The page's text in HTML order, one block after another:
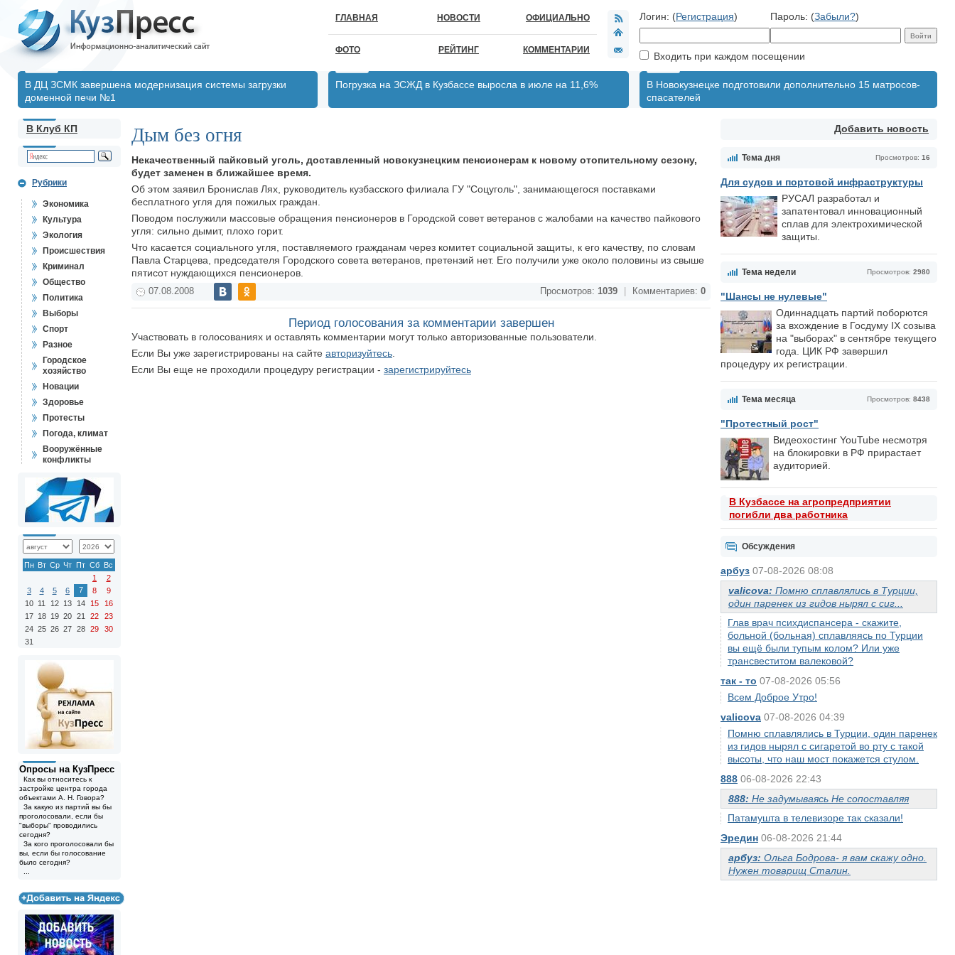
ГЛАВНАЯ НОВОСТИ ОФИЦИАЛЬНО
ФОТО РЕЙТИНГ КОММЕНТАРИИ
Логин: (Регистрация) Пароль: (Забыли?)
Входить при каждом посещении
В ДЦ ЗСМК завершена модернизация системы загрузки
доменной печи №1
Погрузка на ЗСЖД в Кузбассе выросла в июле на 11,6%
В Новокузнецке подготовили дополнительно 15 матросов-
спасателей
Добавить новость
Просмотров: 16
Тема дня
Для судов и портовой инфраструктуры
РУСАЛ разработал и
запатентовал инновационный
сплав для электрохимической
защиты.
Просмотров: 2980
Тема недели
"Шансы не нулевые"
Одиннадцать партий поборются
за вхождение в Госдуму IX созыва
на "выборах" в сентябре текущего
года. ЦИК РФ завершил
процедуру их регистрации.
Просмотров: 8438
Тема месяца
"Протестный рост"
Видеохостинг YouTube несмотря
на блокировки в РФ прирастает
аудиторией.
В Кузбассе на агропредприятии
погибли два работника
Обсуждения
арбуз 07-08-2026 08:08
valicova: Помню сплавлялись в Турции,
один паренек из гидов нырял с сиг...
Глав врач психдиспансера - скажите,
больной (больная) сплавляясь по Турции
вы ещё были тупым колом? Или уже
трансвеститом валековой?
так - то 07-08-2026 05:56
Всем Доброе Утро!
valicova 07-08-2026 04:39
Помню сплавлялись в Турции, один паренек
из гидов нырял с сигаретой во рту с такой
высоты, что наш мост покажется стулом.
888 06-08-2026 22:43
888: Не задумываясь Не сопоставляя
Патамушта в телевизоре так сказали!
Эредин 06-08-2026 21:44
арбуз: Ольга Бодрова- я вам скажу одно.
Нужен товарищ Сталин.
В Клуб КП
Рубрики
Экономика
Культура
Экология
Происшествия
Криминал
Общество
Политика
Выборы
Спорт
Разное
Городское
хозяйство
Новации
Здоровье
Протесты
Погода, климат
Вооружённые
конфликты
Пн Вт Ср Чт Пт Сб Вс
1
2
3
4 5 6 7 8
9
10 11 12 13 14 15
16
17 18 19 20 21 22
23
24 25 26 27 28 29
30
31
Опросы на КузПресс
Как вы относитесь к
застройке центра города
объектами А. Н. Говора?
За какую из партий вы бы
проголосовали, если бы
"выборы" проводились
сегодня?
За кого проголосовали бы
вы, если бы голосование
было сегодня?
Дым без огня
Некачественный пайковый уголь, доставленный новокузнецким пенсионерам к новому отопительному сезону,
будет заменен в ближайшее время.
Об этом заявил Бронислав Лях, руководитель кузбасского филиала ГУ "Соцуголь", занимающегося поставками
бесплатного угля для пожилых граждан.
Поводом послужили массовые обращения пенсионеров в Городской совет ветеранов с жалобами на качество пайкового
угля: сильно дымит, плохо горит.
Что касается социального угля, поставляемого гражданам через комитет социальной защиты, к его качеству, по словам
Павла Старцева, председателя Городского совета ветеранов, претензий нет. Его получили уже около половины из свыше
пятисот нуждающихся пенсионеров.
07.08.2008 Просмотров: 1039 Комментариев: 0
Период голосования за комментарии завершен
Участвовать в голосованиях и оставлять комментарии могут только авторизованные пользователи.
Если Вы уже зарегистрированы на сайте авторизуйтесь
Если Вы еще не проходили процедуру регистрации - зарегистрируйтесь